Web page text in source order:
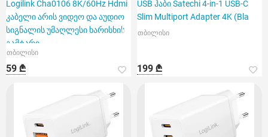
Logilink Cha0106 8K/60Hz Hdmi
კაბელი არის ვიდეო და აუდიო
სიგნალის უმაღლესი ხარისხის
გამტარი
თბილისი
59 ₾
USB ჰაბი Satechi 4-in-1 USB-C
Slim Multiport Adapter 4K (Bla
თბილისი
199 ₾